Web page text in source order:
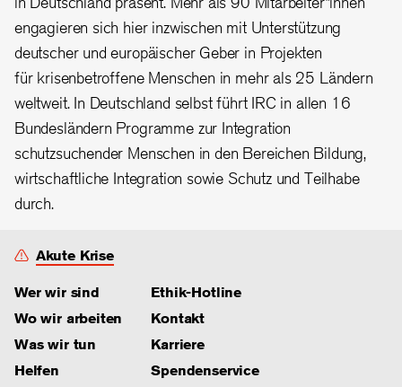
engagieren sich hier inzwischen mit Unterstützung
deutscher und europäischer Geber in Projekten
für krisenbetroffene Menschen in mehr als 25 Ländern
weltweit. In Deutschland selbst führt IRC in allen 16
Bundesländern Programme zur Integration
schutzsuchender Menschen in den Bereichen Bildung,
wirtschaftliche Integration sowie Schutz und Teilhabe
durch.
Akute Krise
Wer wir sind
Wo wir arbeiten
Was wir tun
Helfen
Ethik-Hotline
Kontakt
Karriere
Spendenservice